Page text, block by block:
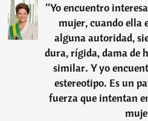
“Yo encuentro
mujer, cuando ella
alguna autoridad,
dura, rígida, dama de
similar. Y yo
estereotipo. Es un
fuerza que intentan